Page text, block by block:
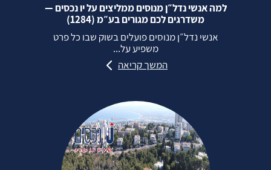
למה אנשי נדל״ן מנוסים ממליצים על יו נכסים —
משדרגים לכם מגורים בע״מ (1284)
אנשי נדל״ן מנוסים פועלים בשוק שבו כל פרט
משפיע על...
המשך קריאה